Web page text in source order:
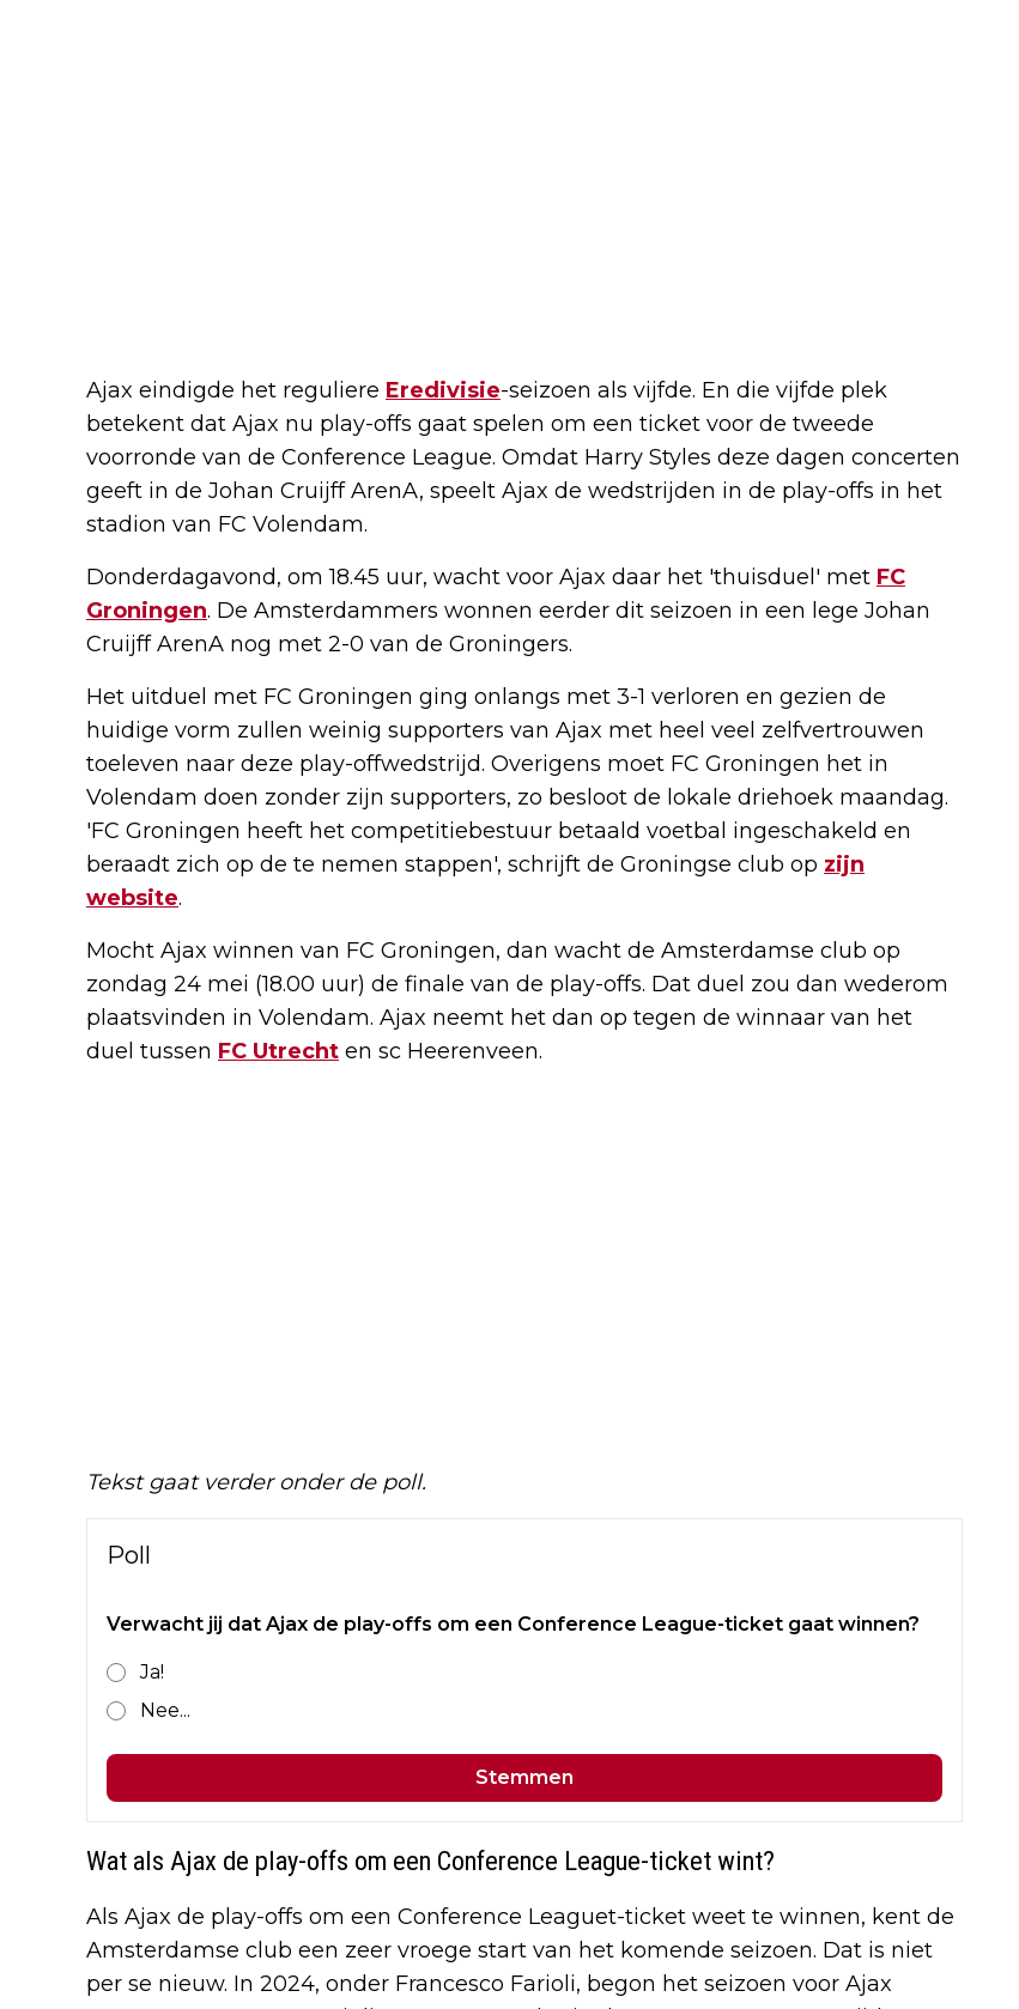
Ajax eindigde het reguliere Eredivisie-seizoen als vijfde. En die vijfde plek
betekent dat Ajax nu play-offs gaat spelen om een ticket voor de tweede
voorronde van de Conference League. Omdat Harry Styles deze dagen concerten
geeft in de Johan Cruijff ArenA, speelt Ajax de wedstrijden in de play-offs in het
stadion van FC Volendam.
Donderdagavond, om 18.45 uur, wacht voor Ajax daar het 'thuisduel' met FC
Groningen. De Amsterdammers wonnen eerder dit seizoen in een lege Johan
Cruijff ArenA nog met 2-0 van de Groningers.
Het uitduel met FC Groningen ging onlangs met 3-1 verloren en gezien de
huidige vorm zullen weinig supporters van Ajax met heel veel zelfvertrouwen
toeleven naar deze play-offwedstrijd. Overigens moet FC Groningen het in
Volendam doen zonder zijn supporters, zo besloot de lokale driehoek maandag.
'FC Groningen heeft het competitiebestuur betaald voetbal ingeschakeld en
beraadt zich op de te nemen stappen', schrijft de Groningse club op zijn
website.
Mocht Ajax winnen van FC Groningen, dan wacht de Amsterdamse club op
zondag 24 mei (18.00 uur) de finale van de play-offs. Dat duel zou dan wederom
plaatsvinden in Volendam. Ajax neemt het dan op tegen de winnaar van het
duel tussen FC Utrecht en sc Heerenveen.
Tekst gaat verder onder de poll.
Poll
Verwacht jij dat Ajax de play-offs om een Conference League-ticket gaat winnen?
Ja!
Nee...
Stemmen
Wat als Ajax de play-offs om een Conference League-ticket wint?
Als Ajax de play-offs om een Conference Leaguet-ticket weet te winnen, kent de
Amsterdamse club een zeer vroege start van het komende seizoen. Dat is niet
per se nieuw. In 2024, onder Francesco Farioli, begon het seizoen voor Ajax